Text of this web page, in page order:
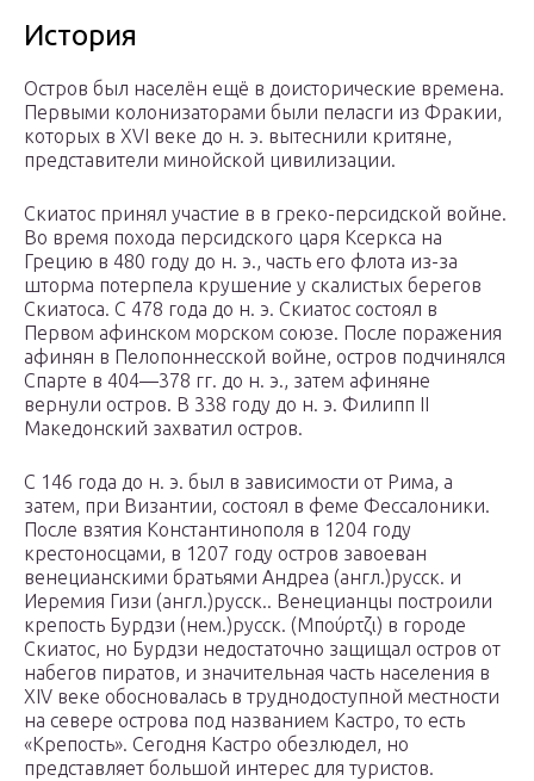
История
Остров был населён ещё в доисторические времена.
Первыми колонизаторами были пеласги из Фракии,
которых в XVI веке до н. э. вытеснили критяне,
представители минойской цивилизации.
Скиатос принял участие в в греко-персидской войне.
Во время похода персидского царя Ксеркса на
Грецию в 480 году до н. э., часть его флота из-за
шторма потерпела крушение у скалистых берегов
Скиатоса. С 478 года до н. э. Скиатос состоял в
Первом афинском морском союзе. После поражения
афинян в Пелопоннесской войне, остров подчинялся
Спарте в 404—378 гг. до н. э., затем афиняне
вернули остров. В 338 году до н. э. Филипп II
Македонский захватил остров.
С 146 года до н. э. был в зависимости от Рима, а
затем, при Византии, состоял в феме Фессалоники.
После взятия Константинополя в 1204 году
крестоносцами, в 1207 году остров завоеван
венецианскими братьями Андреа (англ.)русск. и
Иеремия Гизи (англ.)русск.. Венецианцы построили
крепость Бурдзи (нем.)русск. (Μπούρτζι) в городе
Скиатос, но Бурдзи недостаточно защищал остров от
набегов пиратов, и значительная часть населения в
XIV веке обосновалась в труднодоступной местности
на севере острова под названием Кастро, то есть
«Крепость». Сегодня Кастро обезлюдел, но
представляет большой интерес для туристов.